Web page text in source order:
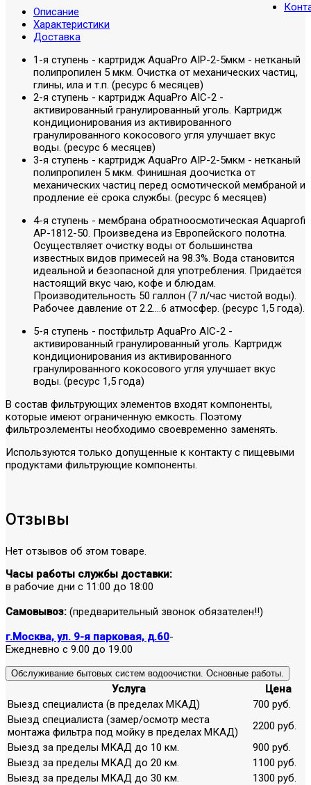
Описание
Характеристики
Доставка
1-я ступень - картридж AquaPro AIP-2-5мкм - нетканый
полипропилен 5 мкм. Очистка от механических частиц,
глины, ила и т.п. (ресурс 6 месяцев)
2-я ступень - картридж AquaPro AIC-2 -
активированный гранулированный уголь. Картридж
кондиционирования из активированного
гранулированного кокосового угля улучшает вкус
воды. (ресурс 6 месяцев)
3-я ступень - картридж AquaPro AIP-2-5мкм - нетканый
полипропилен 5 мкм. Финишная доочистка от
механических частиц перед осмотической мембраной и
продление её срока службы. (ресурс 6 месяцев)
4-я ступень - мембрана обратноосмотическая Aquaprofi
AP-1812-50. Произведена из Европейского полотна.
Осуществляет очистку воды от большинства
известных видов примесей на 98.3%. Вода становится
идеальной и безопасной для употребления. Придаётся
настоящий вкус чаю, кофе и блюдам.
Производительность 50 галлон (7 л/час чистой воды).
Рабочее давление от 2.2....6 атмосфер. (ресурс 1,5 года).
5-я ступень - постфильтр AquaPro AIC-2 -
активированный гранулированный уголь. Картридж
кондиционирования из активированного
гранулированного кокосового угля улучшает вкус
воды. (ресурс 1,5 года)
В состав фильтрующих элементов входят компоненты,
которые имеют ограниченную емкость. Поэтому
фильтроэлементы необходимо своевременно заменять.
Используются только допущенные к контакту с пищевыми
продуктами фильтрующие компоненты.
Отзывы
Нет отзывов об этом товаре.
Часы работы службы доставки:
в рабочие дни с 11:00 до 18:00
Самовывоз: (предварительный звонок обязателен!!)
г.Москва, ул. 9-я парковая, д.60-
Ежедневно с 9.00 до 19.00
Обслуживание бытовых систем водоочистки. Основные работы.
Услуга
Цена
Выезд специалиста (в пределах МКАД)
700 руб.
Выезд специалиста (замер/осмотр места
монтажа фильтра под мойку в пределах МКАД)
2200 руб.
Выезд за пределы МКАД до 10 км.
900 руб.
Выезд за пределы МКАД до 20 км.
1100 руб.
Выезд за пределы МКАД до 30 км.
1300 руб.